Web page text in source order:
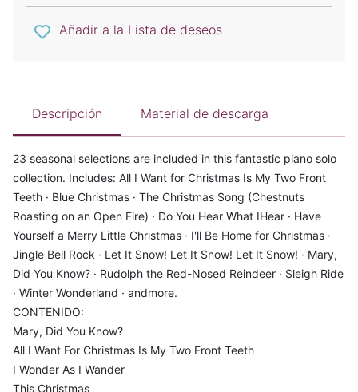
Añadir a la Lista de deseos
Descripción Material de descarga
23 seasonal selections are included in this fantastic piano solo
collection. Includes: All I Want for Christmas Is My Two Front
Teeth · Blue Christmas · The Christmas Song (Chestnuts
Roasting on an Open Fire) · Do You Hear What IHear · Have
Yourself a Merry Little Christmas · I'll Be Home for Christmas ·
Jingle Bell Rock · Let It Snow! Let It Snow! Let It Snow! · Mary,
Did You Know? · Rudolph the Red-Nosed Reindeer · Sleigh Ride
· Winter Wonderland · andmore.
CONTENIDO:
Mary, Did You Know?
All I Want For Christmas Is My Two Front Teeth
I Wonder As I Wander
This Christmas